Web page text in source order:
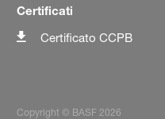
Certificati
Certificato CCPB
Copyright © BASF 2026